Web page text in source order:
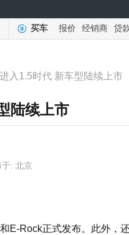
买车 报价 经销商 贷
入1.5时代 新车型陆续上市
陆续上市
于: 北京
Rock正式发布。此外，